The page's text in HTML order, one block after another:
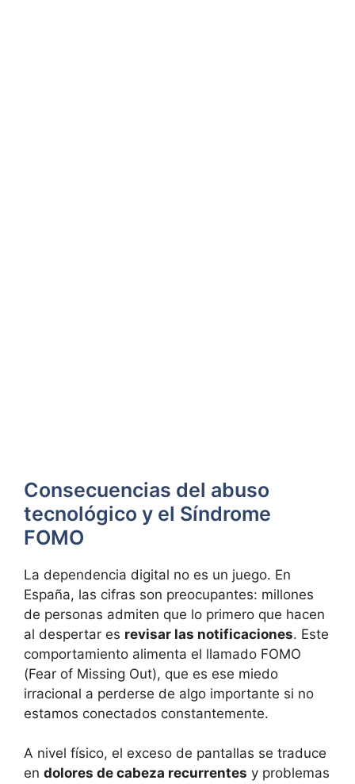
Consecuencias del abuso
tecnológico y el Síndrome
FOMO
La dependencia digital no es un juego. En
España, las cifras son preocupantes: millones
de personas admiten que lo primero que hacen
al despertar es revisar las notificaciones. Este
comportamiento alimenta el llamado FOMO
(Fear of Missing Out), que es ese miedo
irracional a perderse de algo importante si no
estamos conectados constantemente.
A nivel físico, el exceso de pantallas se traduce
en dolores de cabeza recurrentes y problemas